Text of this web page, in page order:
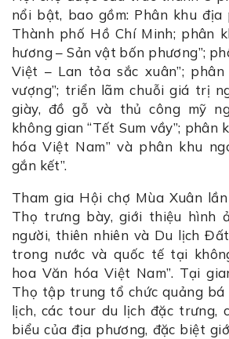
nổi bật, bao gồm: Phân khu địa
Thành phố Hồ Chí Minh; phân
hương – Sản vật bốn phương”;
Việt – Lan tỏa sắc xuân”; phân
vượng”; triển lãm chuỗi giá trị
giày, đồ gỗ và thủ công mỹ
không gian “Tết Sum vầy”; phân
hóa Việt Nam” và phân khu
gắn kết”.
Tham gia Hội chợ Mùa Xuân
Thọ trưng bày, giới thiệu hình
người, thiên nhiên và Du lịch
trong nước và quốc tế tại
hoa Văn hóa Việt Nam”. Tại
Thọ tập trung tổ chức quảng bá
lịch, các tour du lịch đặc trưng,
biểu của địa phương, đặc biệt